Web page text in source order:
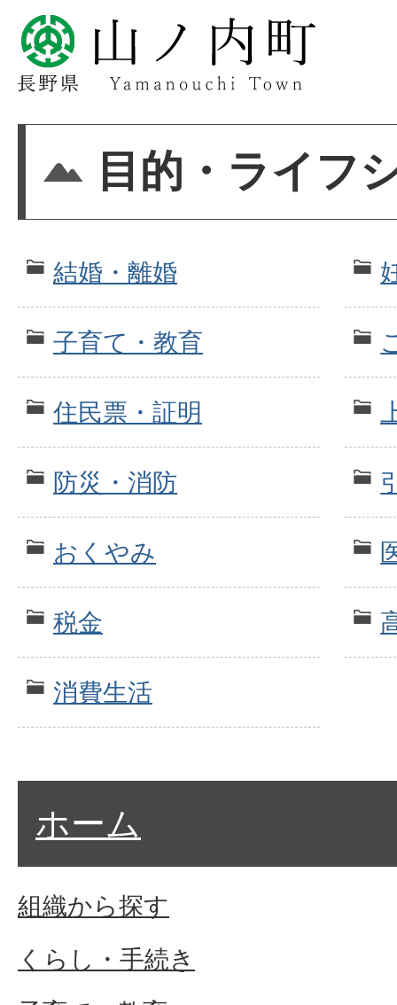
目的・ライフ
結婚・離婚
子育て・教育
住民票・証明
防災・消防
おくやみ
税金
消費生活
ホーム
組織から探す
くらし・手続き